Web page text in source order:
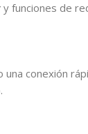
y funciones de
una conexión